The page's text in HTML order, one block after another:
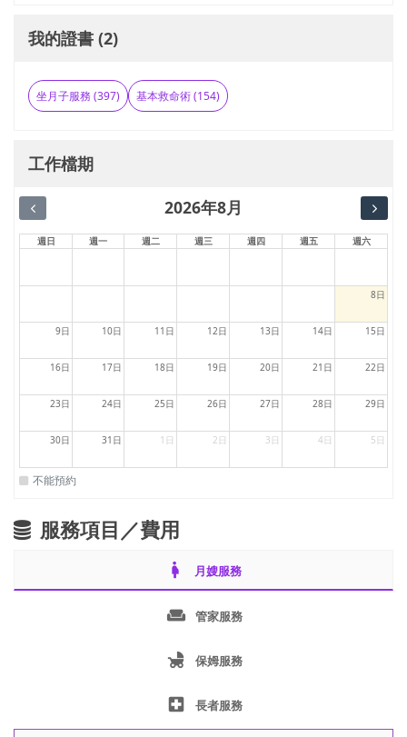
我的證書 (2)
坐月子服務 (397) 基本救命術 (154)
工作檔期
2026年8月
週日 週一 週二 週三 週四 週五 週六
8日
9日 10日 11日 12日 13日 14日 15日
16日 17日 18日 19日 20日 21日 22日
23日 24日 25日 26日 27日 28日 29日
30日 31日 1日 2日 3日 4日 5日
不能預約
服務項目／費用
pregnant_woman 月嫂服務
weekend 管家服務
child_friendly 保姆服務
local_hospital 長者服務